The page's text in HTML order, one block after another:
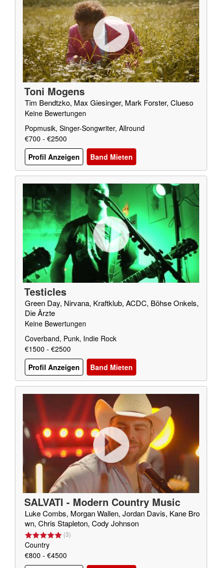
Toni Mogens
Tim Bendtzko, Max Giesinger, Mark Forster, Clueso
Keine Bewertungen
Popmusik, Singer-Songwriter, Allround
€700 - €2500
Profil Anzeigen
Band Mieten
Testicles
Green Day, Nirvana, Kraftklub, ACDC, Böhse Onkels,
Die Ärzte
Keine Bewertungen
Coverband, Punk, Indie Rock
€1500 - €2500
Profil Anzeigen
Band Mieten
SALVATI - Modern Country Music
Luke Combs, Morgan Wallen, Jordan Davis, Kane Bro
wn, Chris Stapleton, Cody Johnson
(3)
Country
€800 - €4500